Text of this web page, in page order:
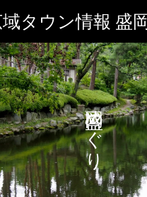
タウン情報 盛
盛岡めぐり